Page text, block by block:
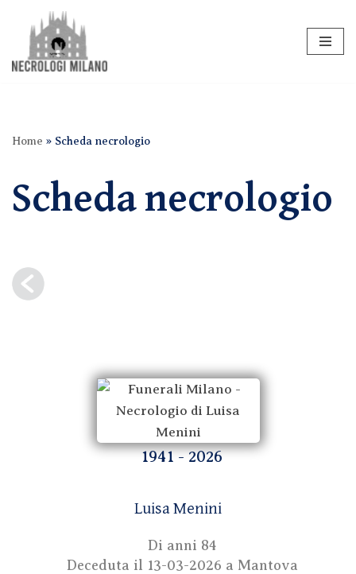
Vai
al
Home » Scheda necrologio
Scheda necrologio
1941 - 2026
Luisa Menini
Di anni 84
Deceduta il 13-03-2026 a Mantova